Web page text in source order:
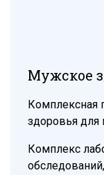
Мужское
Комплексная
здоровья для
Комплекс